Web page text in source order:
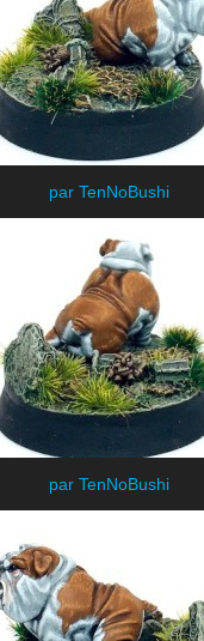
par TenNoBushi
par TenNoBushi